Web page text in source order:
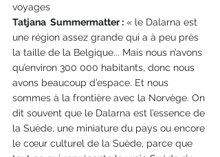
voyages
Tatjana  Summermatter : « le Dalarna est
une région assez grande qui a à peu près
la taille de la Belgique... Mais nous n’avons
qu’environ 300 000 habitants, donc nous
avons beaucoup d’espace. Et nous
sommes à la frontière avec la Norvège. On
dit souvent que le Dalarna est l’essence de
la Suède, une miniature du pays ou encore
le cœur culturel de la Suède, parce que